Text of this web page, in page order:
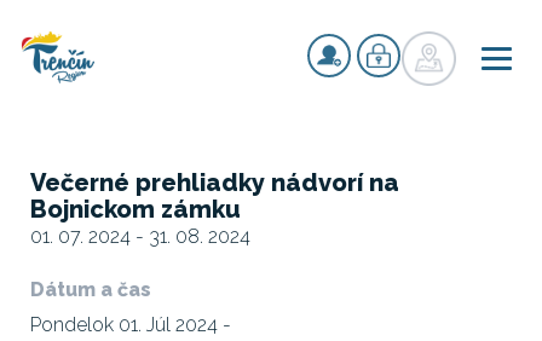
Večerné prehliadky nádvorí na
Bojnickom zámku
01. 07. 2024 - 31. 08. 2024
Dátum a čas
Pondelok 01. Júl 2024 -